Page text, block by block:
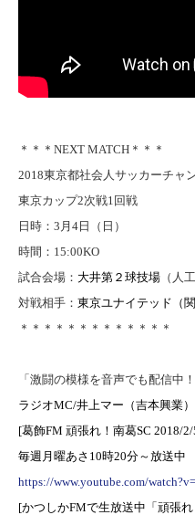
＊＊＊NEXT MATCH＊＊＊
2018東京都社会人サッカーチャ
東京カップ2次戦1回戦
日時：3月4日（日）
時間：15:00KO
試合会場： 大井第２球技場 （人
対戦相手： 東京ユナイテッド（関
＊＊＊＊＊＊＊＊＊＊＊＊＊
「激闘の模様を音声でも配信中！
ラジオMC/井上マー（吉本興業
[葛飾FM 頑張れ！南葛SC 2018/2/
毎週月曜あさ 10時20分～放送中
https://www.youtube.com/
[かつしかFMで生放送中「頑張